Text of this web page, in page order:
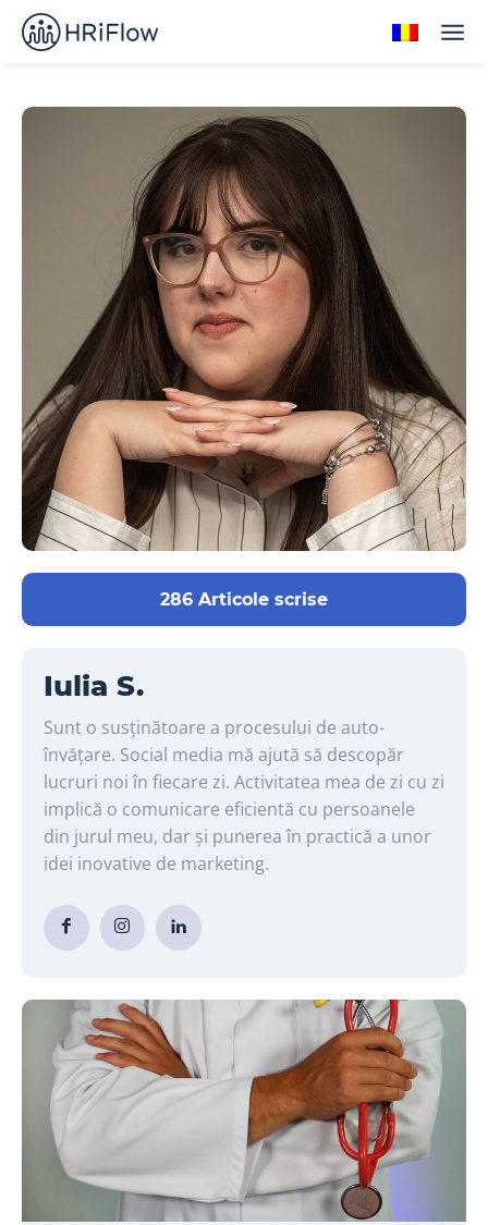
286 Articole scrise
Iulia S.
Sunt o susținătoare a procesului de auto-
învățare. Social media mă ajută să descopăr
lucruri noi în fiecare zi. Activitatea mea de zi cu zi
implică o comunicare eficientă cu persoanele
din jurul meu, dar și punerea în practică a unor
idei inovative de marketing.